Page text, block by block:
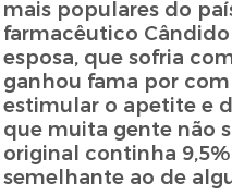
mais populares do
farmacêutico
esposa, que sofria
ganhou fama por
estimular o apetite e
que muita gente não
original continha
semelhante ao de